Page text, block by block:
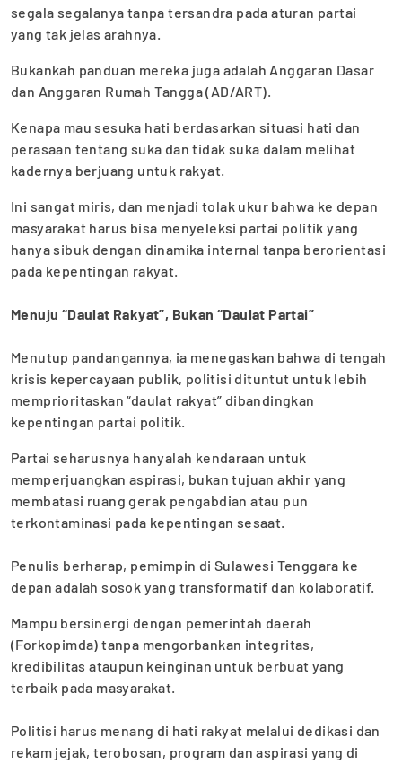
segala segalanya tanpa tersandra pada aturan partai
yang tak jelas arahnya.
Bukankah panduan mereka juga adalah Anggaran Dasar
dan Anggaran Rumah Tangga (AD/ART).
Kenapa mau sesuka hati berdasarkan situasi hati dan
perasaan tentang suka dan tidak suka dalam melihat
kadernya berjuang untuk rakyat.
Ini sangat miris, dan menjadi tolak ukur bahwa ke depan
masyarakat harus bisa menyeleksi partai politik yang
hanya sibuk dengan dinamika internal tanpa berorientasi
pada kepentingan rakyat.
‎Menuju “Daulat Rakyat”, Bukan “Daulat Partai”
‎Menutup pandangannya, ia menegaskan bahwa di tengah
krisis kepercayaan publik, politisi dituntut untuk lebih
memprioritaskan “daulat rakyat” dibandingkan
kepentingan partai politik.
Partai seharusnya hanyalah kendaraan untuk
memperjuangkan aspirasi, bukan tujuan akhir yang
membatasi ruang gerak pengabdian atau pun
terkontaminasi pada kepentingan sesaat.
‎Penulis berharap, pemimpin di Sulawesi Tenggara ke
depan adalah sosok yang transformatif dan kolaboratif.
Mampu bersinergi dengan pemerintah daerah
(Forkopimda) tanpa mengorbankan integritas,
kredibilitas ataupun keinginan untuk berbuat yang
terbaik pada masyarakat.
‎Politisi harus menang di hati rakyat melalui dedikasi dan
rekam jejak, terobosan, program dan aspirasi yang di